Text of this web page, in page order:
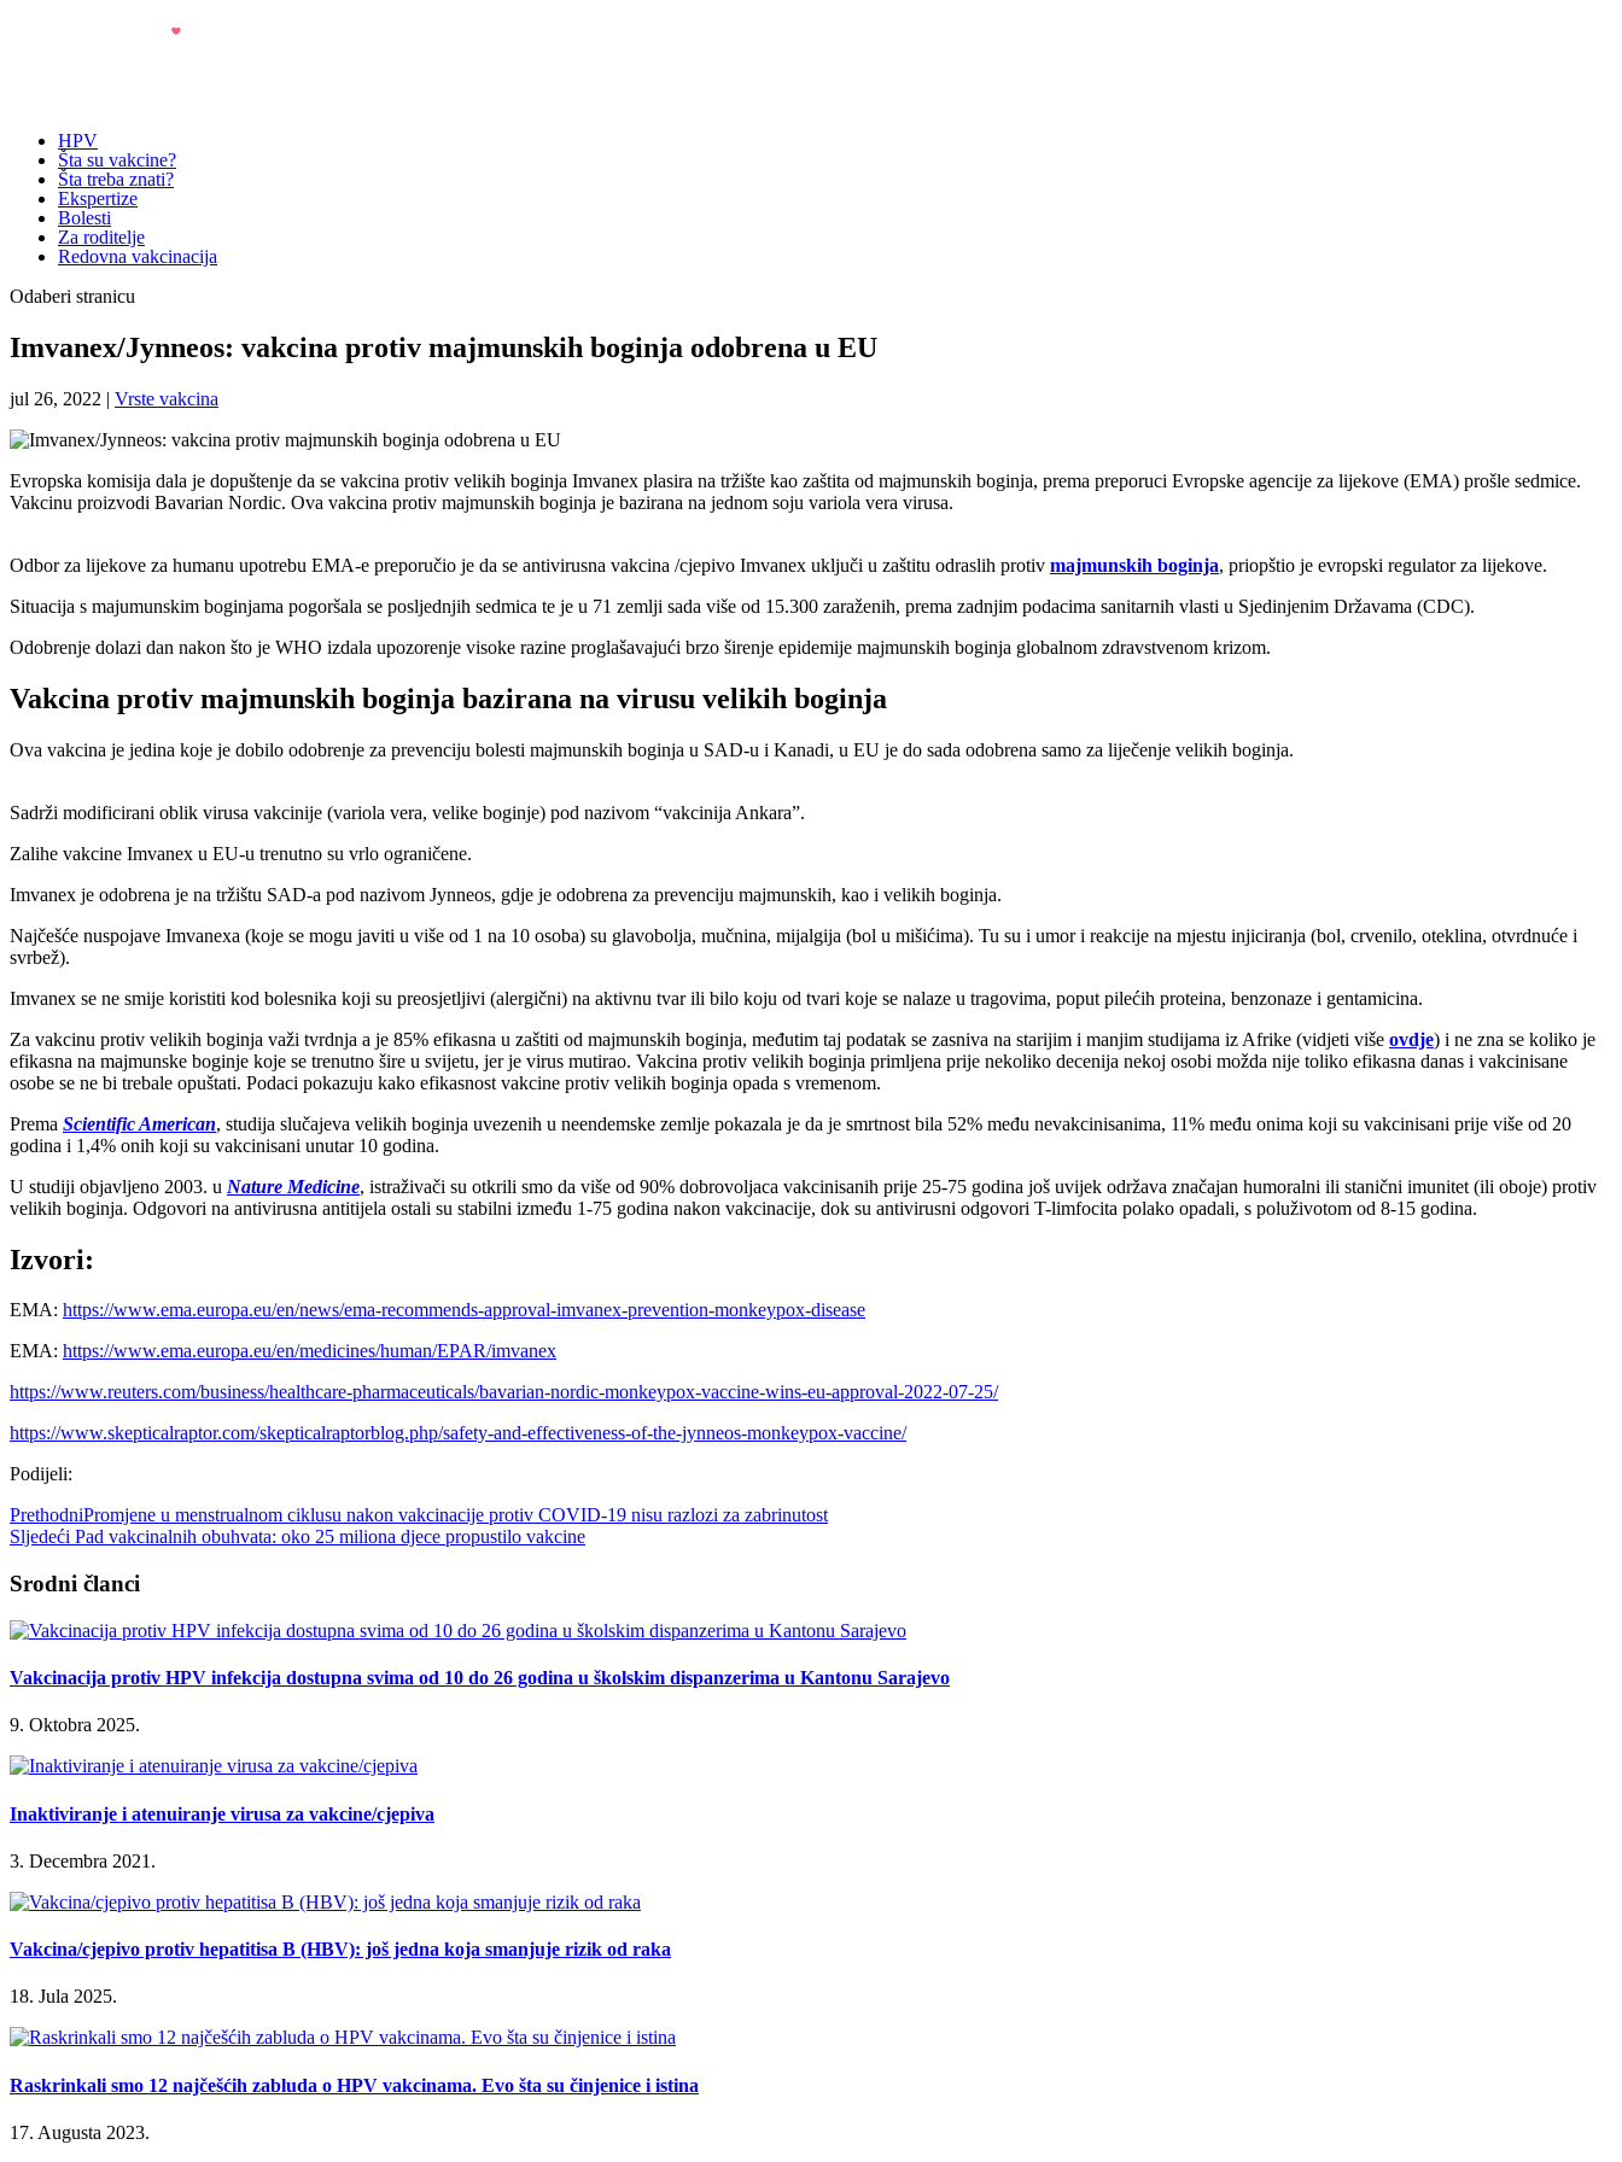
HPV
Šta su vakcine?
Šta treba znati?
Ekspertize
Bolesti
Za roditelje
Redovna vakcinacija
Odaberi stranicu
Imvanex/Jynneos: vakcina protiv majmunskih boginja odobrena u EU
jul 26, 2022 | Vrste vakcina
Evropska komisija dala je dopuštenje da se vakcina protiv velikih boginja Imvanex plasira na tržište kao zaštita od majmunskih boginja, prema preporuci Evropske agencije za lijekove (EMA) prošle sedmice.
Vakcinu proizvodi Bavarian Nordic. Ova vakcina protiv majmunskih boginja je bazirana na jednom soju variola vera virusa.
Odbor za lijekove za humanu upotrebu EMA-e preporučio je da se antivirusna vakcina /cjepivo Imvanex uključi u zaštitu odraslih protiv majmunskih boginja, priopštio je evropski regulator za lijekove.
Situacija s majumunskim boginjama pogoršala se posljednjih sedmica te je u 71 zemlji sada više od 15.300 zaraženih, prema zadnjim podacima sanitarnih vlasti u Sjedinjenim Državama (CDC).
Odobrenje dolazi dan nakon što je WHO izdala upozorenje visoke razine proglašavajući brzo širenje epidemije majmunskih boginja globalnom zdravstvenom krizom.
Vakcina protiv majmunskih boginja bazirana na virusu velikih boginja
Ova vakcina je jedina koje je dobilo odobrenje za prevenciju bolesti majmunskih boginja u SAD-u i Kanadi, u EU je do sada odobrena samo za liječenje velikih boginja.
Sadrži modificirani oblik virusa vakcinije (variola vera, velike boginje) pod nazivom “vakcinija Ankara”.
Zalihe vakcine Imvanex u EU-u trenutno su vrlo ograničene.
Imvanex je odobrena je na tržištu SAD-a pod nazivom Jynneos, gdje je odobrena za prevenciju majmunskih, kao i velikih boginja.
Najčešće nuspojave Imvanexa (koje se mogu javiti u više od 1 na 10 osoba) su glavobolja, mučnina, mijalgija (bol u mišićima). Tu su i umor i reakcije na mjestu injiciranja (bol, crvenilo, oteklina, otvrdnuće i
svrbež).
Imvanex se ne smije koristiti kod bolesnika koji su preosjetljivi (alergični) na aktivnu tvar ili bilo koju od tvari koje se nalaze u tragovima, poput pilećih proteina, benzonaze ​​i gentamicina.
Za vakcinu protiv velikih boginja važi tvrdnja a je 85% efikasna u zaštiti od majmunskih boginja, međutim taj podatak se zasniva na starijim i manjim studijama iz Afrike (vidjeti više ovdje) i ne zna se koliko je
efikasna na majmunske boginje koje se trenutno šire u svijetu, jer je virus mutirao. Vakcina protiv velikih boginja primljena prije nekoliko decenija nekoj osobi možda nije toliko efikasna danas i vakcinisane
osobe se ne bi trebale opuštati. Podaci pokazuju kako efikasnost vakcine protiv velikih boginja opada s vremenom.
Prema Scientific American, studija slučajeva velikih boginja uvezenih u neendemske zemlje pokazala je da je smrtnost bila 52% među nevakcinisanima, 11% među onima koji su vakcinisani prije više od 20
godina i 1,4% onih koji su vakcinisani unutar 10 godina.
U studiji objavljeno 2003. u Nature Medicine, istraživači su otkrili smo da više od 90% dobrovoljaca vakcinisanih prije 25-75 godina još uvijek održava značajan humoralni ili stanični imunitet (ili oboje) protiv
velikih boginja. Odgovori na antivirusna antitijela ostali su stabilni između 1-75 godina nakon vakcinacije, dok su antivirusni odgovori T-limfocita polako opadali, s poluživotom od 8-15 godina.
Izvori:
EMA: https://www.ema.europa.eu/en/news/ema-recommends-approval-imvanex-prevention-monkeypox-disease
EMA: https://www.ema.europa.eu/en/medicines/human/EPAR/imvanex
https://www.reuters.com/business/healthcare-pharmaceuticals/bavarian-nordic-monkeypox-vaccine-wins-eu-approval-2022-07-25/
https://www.skepticalraptor.com/skepticalraptorblog.php/safety-and-effectiveness-of-the-jynneos-monkeypox-vaccine/
Podijeli:
PrethodniPromjene u menstrualnom ciklusu nakon vakcinacije protiv COVID-19 nisu razlozi za zabrinutost
Sljedeći Pad vakcinalnih obuhvata: oko 25 miliona djece propustilo vakcine
Srodni članci
Vakcinacija protiv HPV infekcija dostupna svima od 10 do 26 godina u školskim dispanzerima u Kantonu Sarajevo
9. Oktobra 2025.
Inaktiviranje i atenuiranje virusa za vakcine/cjepiva
3. Decembra 2021.
Vakcina/cjepivo protiv hepatitisa B (HBV): još jedna koja smanjuje rizik od raka
18. Jula 2025.
Raskrinkali smo 12 najčešćih zabluda o HPV vakcinama. Evo šta su činjenice i istina
17. Augusta 2023.